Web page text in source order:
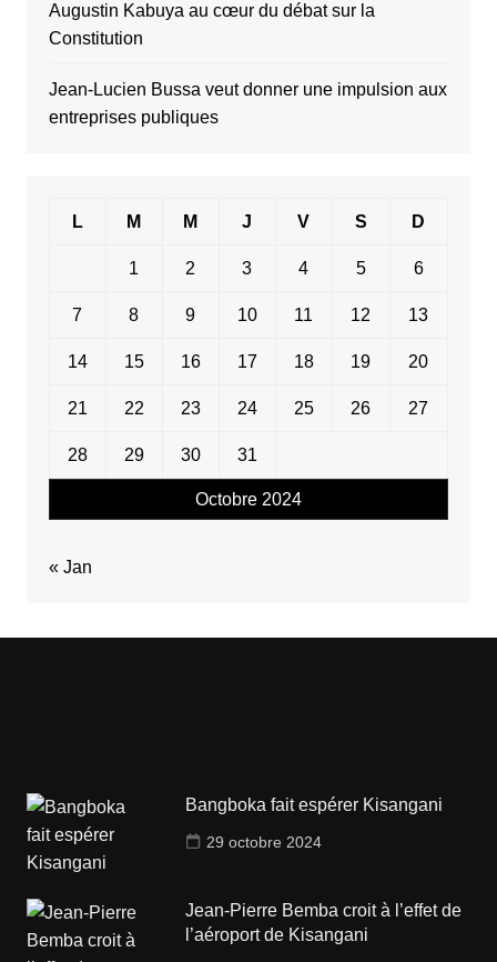
Augustin Kabuya au cœur du débat sur la
Constitution
Jean-Lucien Bussa veut donner une impulsion aux
entreprises publiques
Octobre 2024
L M M J V S D
1 2 3 4 5 6
7 8 9 10 11 12 13
14 15 16 17 18 19 20
21 22 23 24 25 26 27
28 29 30 31
« Jan
Bangboka fait espérer Kisangani
29 octobre 2024
Jean-Pierre Bemba croit à l’effet de
l’aéroport de Kisangani